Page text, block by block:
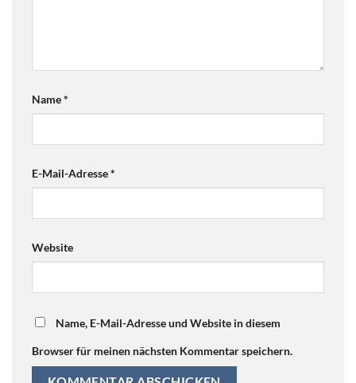
Name*
E-Mail-Adresse*
Website
Name, E-Mail-Adresse und Website in diesem
Browser für meinen nächsten Kommentar speichern.